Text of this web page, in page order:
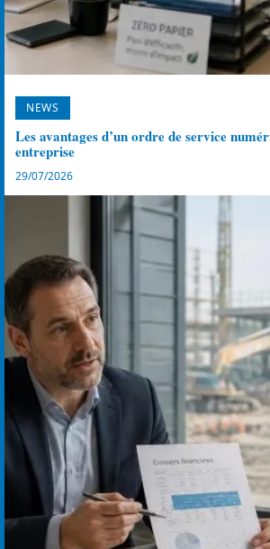
NEWS
Les avantages d’un ordre de service
entreprise
29/07/2026